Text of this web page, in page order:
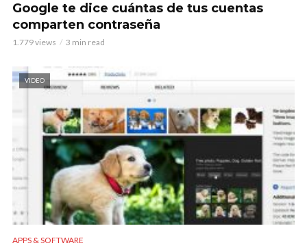
Google te dice cuántas de tus cuentas
comparten contraseña
1.779 views 3 min read
VIDEO
APPS & SOFTWARE